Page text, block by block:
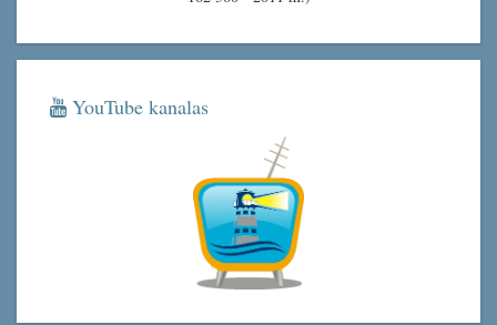
YouTube kanalas